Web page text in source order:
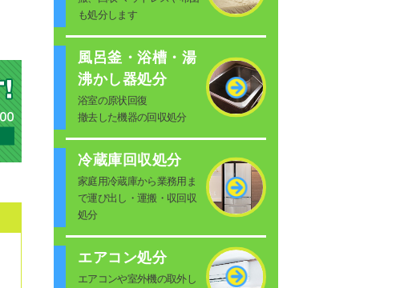
も処分します
風呂釜・浴槽・湯
沸かし器処分
浴室の原状回復
撤去した機器の回収処分
冷蔵庫回収処分
家庭用冷蔵庫から業務用ま
で運び出し・運搬・収回収
処分
エアコン処分
エアコンや室外機の取外し